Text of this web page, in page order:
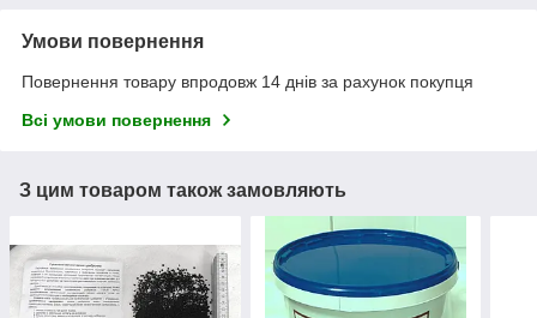
Умови повернення
Повернення товару впродовж 14 днів за рахунок покупця
Всі умови повернення
З цим товаром також замовляють